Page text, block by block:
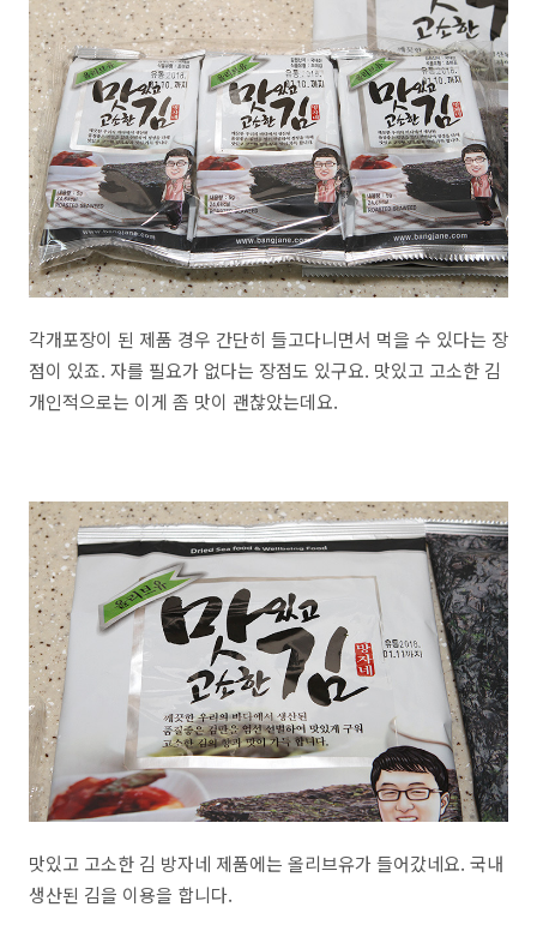
각개포장이 된 제품 경우 간단히 들고다니면서 먹을 수 있다는 장
점이 있죠. 자를 필요가 없다는 장점도 있구요. 맛있고 고소한 김
개인적으로는 이게 좀 맛이 괜찮았는데요.
맛있고 고소한 김 방자네 제품에는 올리브유가 들어갔네요. 국내
생산된 김을 이용을 합니다.